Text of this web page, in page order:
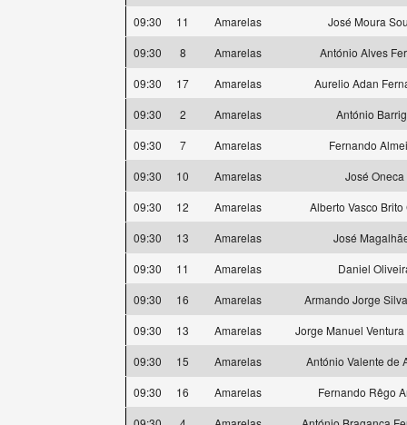
09:30
11 Amarelas
José Moura
09:30
8 Amarelas
António Alves
09:30
17 Amarelas
Aurelio Adan
09:30
2 Amarelas
António
09:30
7 Amarelas
Fernando
09:30
10 Amarelas
José Oneca
09:30
12 Amarelas
Alberto Vasco Brito
09:30
13 Amarelas
José
09:30
11 Amarelas
Daniel
09:30
16 Amarelas
Armando Jorge
09:30
13 Amarelas
Jorge Manuel
09:30
15 Amarelas
António Valente de
09:30
16 Amarelas
Fernando Rêgo